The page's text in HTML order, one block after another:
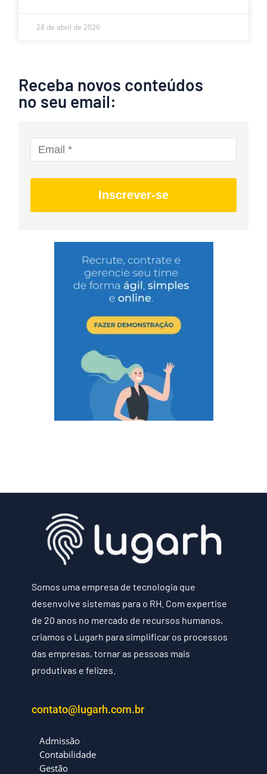
28 de abril de 2026
Receba novos conteúdos
no seu email:
Inscrever-se
Somos uma empresa de tecnologia que
desenvolve sistemas para o RH. Com expertise
de 20 anos no mercado de recursos humanos,
criamos o Lugarh para simplificar os processos
das empresas, tornar as pessoas mais
produtivas e felizes.
contato@lugarh.com.br
Admissão
Contabilidade
Gestão